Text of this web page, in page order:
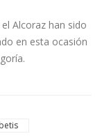
Alcoraz han sido
en esta ocasión